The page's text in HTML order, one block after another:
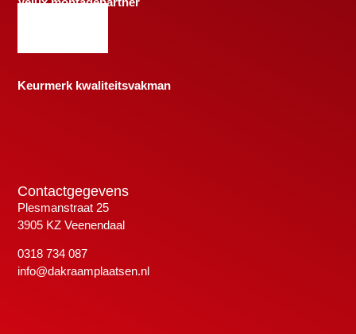
Keurmerk kwaliteitsvakman
Contactgegevens
Plesmanstraat 25
3905 KZ Veenendaal
0318 734 087
info@dakraamplaatsen.nl